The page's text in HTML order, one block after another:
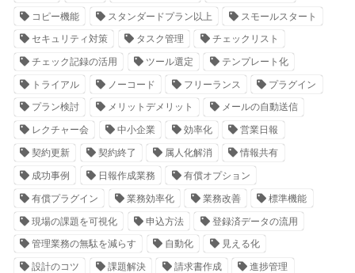
コピー機能 スタンダードプラン以上 スモールスタート
セキュリティ対策 タスク管理 チェックリスト
チェック記録の活用 ツール選定 テンプレート化
トライアル ノーコード フリーランス プラグイン
プラン検討 メリットデメリット メールの自動送信
レクチャー会 中小企業 効率化 営業日報
契約更新 契約終了 属人化解消 情報共有
成功事例 日報作成業務 有償オプション
有償プラグイン 業務効率化 業務改善 標準機能
現場の課題を可視化 申込方法 登録済データの流用
管理業務の無駄を減らす 自動化 見える化
設計のコツ 課題解決 請求書作成 進捗管理